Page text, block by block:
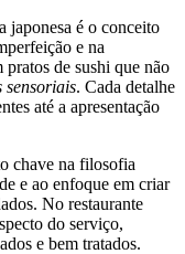
japonesa é o conceito
e na
pratos de sushi que não
sensoriais. Cada detalhe
até a apresentação
chave na filosofia
e ao enfoque em criar
No restaurante
do serviço,
e bem tratados.